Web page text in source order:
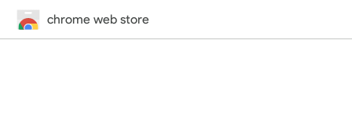
chrome web store